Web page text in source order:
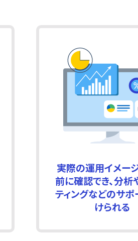
実際の運用イメー
前に確認でき、分析
ティングなどのサポ
けられる